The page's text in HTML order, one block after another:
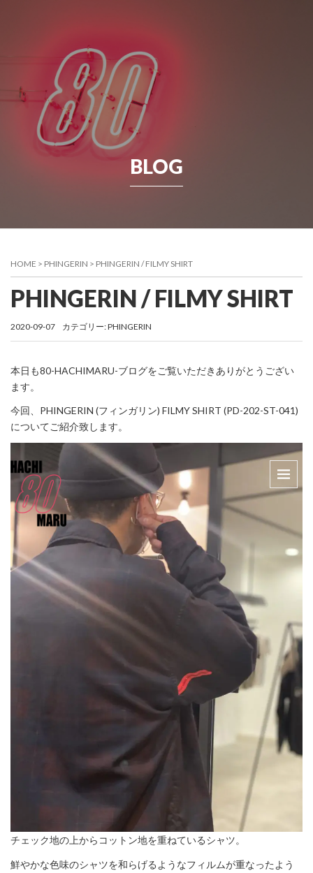
BLOG
HOME > PHINGERIN > PHINGERIN / FILMY SHIRT
PHINGERIN / FILMY SHIRT
2020-09-07 カテゴリー:PHINGERIN
本日も80-HACHIMARU-ブログをご覧いただきありがとうござい
ます。
今回、PHINGERIN (フィンガリン) FILMY SHIRT (PD-202-ST-041)
についてご紹介致します。
チェック地の上からコットン地を重ねているシャツ。
鮮やかな色味のシャツを和らげるようなフィルムが重なったよう